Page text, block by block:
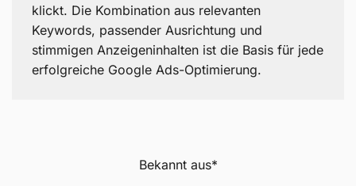
klickt. Die Kombination aus relevanten
Keywords, passender Ausrichtung und
stimmigen Anzeigeninhalten ist die Basis für jede
erfolgreiche Google Ads-Optimierung.
Bekannt aus*